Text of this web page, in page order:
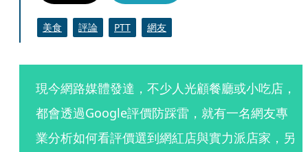
美食 評論 PTT 網友
現今網路媒體發達，不少人光顧餐廳或小吃店，
都會透過Google評價防踩雷，就有一名網友專
業分析如何看評價選到網紅店與實力派店家，另